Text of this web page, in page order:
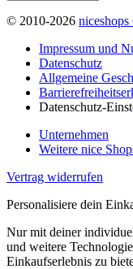
© 2010-2026
Impressum und
Datenschutz
Allgemeine
Datenschutz-
Unternehmen
Weitere nice
Vertrag widerrufen
Personalisiere dein
Nur mit deiner
und weitere
Einkaufserlebnis zu